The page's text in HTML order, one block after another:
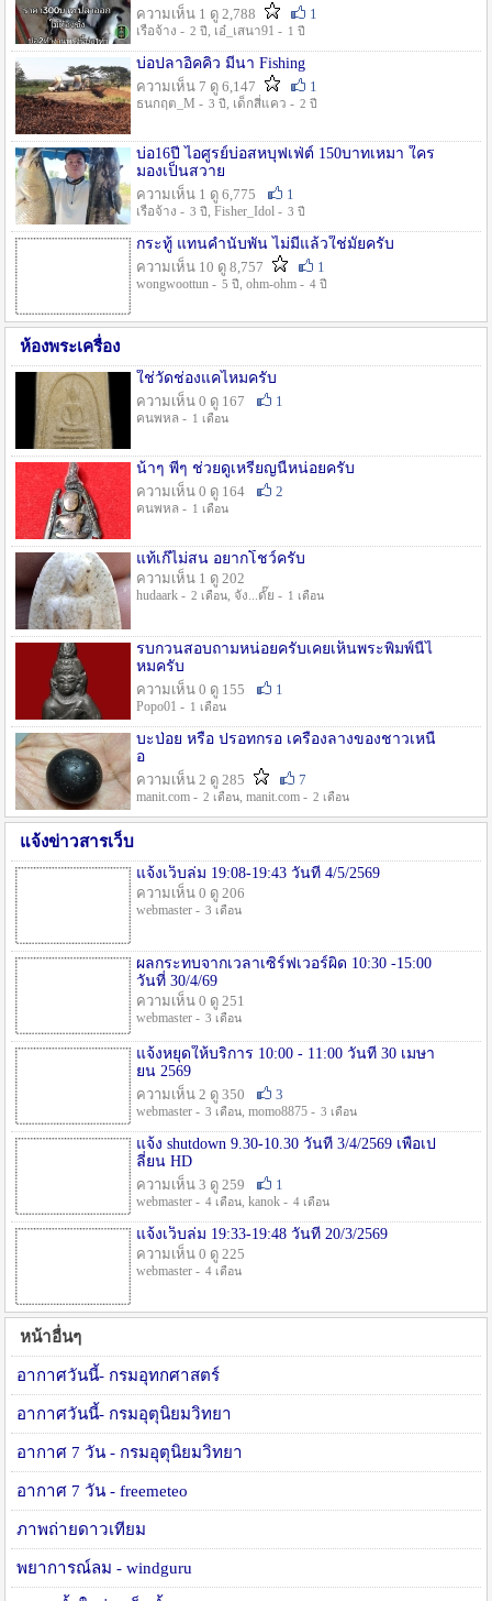
ความเห็น 1 ดู 2,788
1
เรือจ้าง - 2 ปี , เอ๋_เสนา91 - 1 ปี
บ่อปลาอิคคิว มีนา Fishing
ความเห็น 7 ดู 6,147
1
ธนกฤต_M - 3 ปี , เด็กสี่แคว - 2 ปี
บ่อ16ปี ไอศูรย์บ่อสหบุฟเฟ่ต์ 150บาทเหมา ใคร
มองเป็นสวาย
ความเห็น 1 ดู 6,775
1
เรือจ้าง - 3 ปี , Fisher_Idol - 3 ปี
กระทู้ แทนคำนับพัน ไม่มีแล้วใช่มั๊ยครับ
ความเห็น 10 ดู 8,757
1
wongwoottun - 5 ปี , ohm-ohm - 4 ปี
ห้องพระเครื่อง
ใช่วัดช่องแคไหมครับ
ความเห็น 0 ดู 167
1
คนพหล - 1 เดือน
น้าๆ พี่ๆ ช่วยดูเหรียญนี้หน่อยครับ
ความเห็น 0 ดู 164
2
คนพหล - 1 เดือน
แท้เก๊ไม่สน อยากโชว์ครับ
ความเห็น 1 ดู 202
hudaark - 2 เดือน, จัง...ดั๊ย - 1 เดือน
รบกวนสอบถามหน่อยครับเคยเห็นพระพิมพ์นี้ไ
หมครับ
ความเห็น 0 ดู 155
1
Popo01 - 1 เดือน
บะป่อย หรือ ปรอทกรอ เครื่องลางของชาวเหนื
อ
ความเห็น 2 ดู 285
7
manit.com - 2 เดือน, manit.com - 2 เดือน
แจ้งข่าวสารเว็บ
แจ้งเว็บล่ม 19:08-19:43 วันที่ 4/5/2569
ความเห็น 0 ดู 206
webmaster - 3 เดือน
ผลกระทบจากเวลาเซิร์ฟเวอร์ผิด 10:30 -15:00
วันที่ 30/4/69
ความเห็น 0 ดู 251
webmaster - 3 เดือน
แจ้งหยุดให้บริการ 10:00 - 11:00 วันที่ 30 เมษา
ยน 2569
ความเห็น 2 ดู 350
3
webmaster - 3 เดือน, momo8875 - 3 เดือน
แจ้ง shutdown 9.30-10.30 วันที่ 3/4/2569 เพื่อเป
ลี่ยน HD
ความเห็น 3 ดู 259
1
webmaster - 4 เดือน, kanok - 4 เดือน
แจ้งเว็บล่ม 19:33-19:48 วันที่ 20/3/2569
ความเห็น 0 ดู 225
webmaster - 4 เดือน
หน้าอื่นๆ
อากาศวันนี้- กรมอุทกศาสตร์
อากาศวันนี้- กรมอุตุนิยมวิทยา
อากาศ 7 วัน - กรมอุตุนิยมวิทยา
อากาศ 7 วัน - freemeteo
ภาพถ่ายดาวเทียม
พยาการณ์ลม - windguru